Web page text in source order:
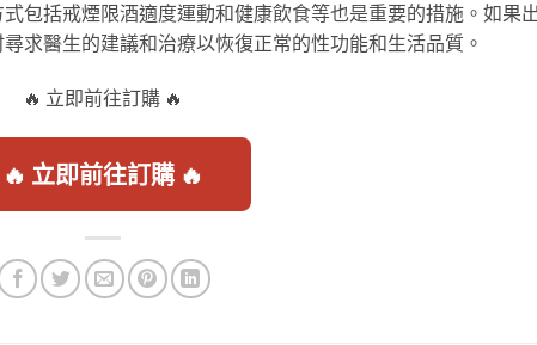
包括戒煙限酒適度運動和健康飲食等也是重要的措施。如果
求醫生的建議和治療以恢復正常的性功能和生活品質。
🔥 立即前往訂購 🔥
🔥 立即前往訂購 🔥